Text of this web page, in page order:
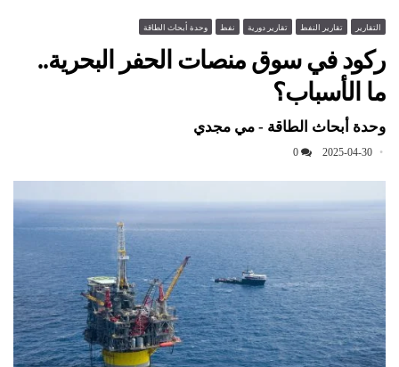
التقارير تقارير النفط تقارير دورية نفط وحدة أبحاث الطاقة
ركود في سوق منصات الحفر البحرية..
ما الأسباب؟
وحدة أبحاث الطاقة - مي مجدي
2025-04-30
0